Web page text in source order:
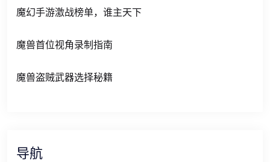
魔幻手游激战榜单，谁主天下
魔兽首位视角录制指南
魔兽盗贼武器选择秘籍
导航